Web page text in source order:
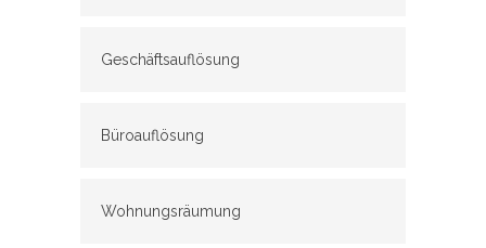
Geschäftsauflösung
Büroauflösung
Wohnungsräumung